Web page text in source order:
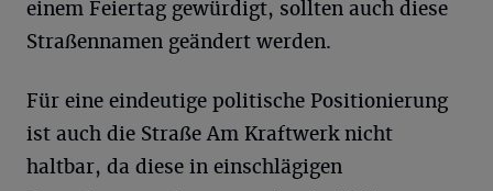
einem Feiertag gewürdigt, sollten auch diese
Straßennamen geändert werden.
Für eine eindeutige politische Positionierung
ist auch die Straße Am Kraftwerk nicht
haltbar, da diese in einschlägigen